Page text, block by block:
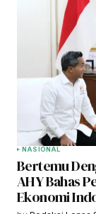
NASIONAL
Bertemu
AHY Bahas
Ekonomi